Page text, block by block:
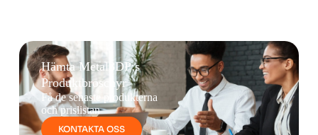
Hämta Metal3DP:s
Produktbroschyr
Få de senaste produkterna
och prislistan
KONTAKTA OSS